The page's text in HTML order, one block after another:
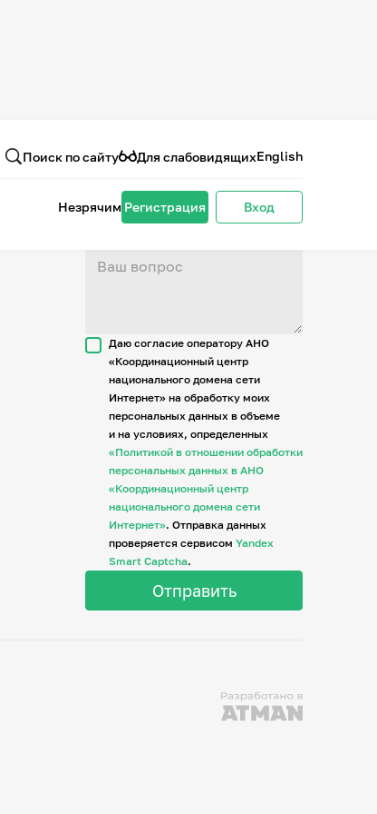
Поиск по сайту Для слабовидящихEnglish
Незрячим Регистрация Вход
о проекте
Даю согласие оператору АНО
«Координационный центр
национального домена сети
Интернет» на обработку моих
персональных данных в объеме
и на условиях, определенных
«Политикой в отношении обработки
персональных данных в АНО
«Координационный центр
национального домена сети
Интернет». Отправка данных
проверяется сервисом Yandex
Smart Captcha.